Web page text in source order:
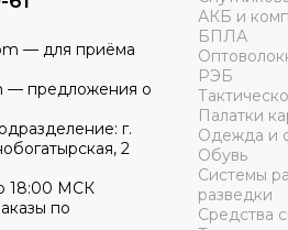
специалистами.
порекомендуют
Оформить заказ
закажите его,
VK, Telegram,
— для приёма
— предложения о
г.
2
18:00 МСК
по
АКБ и
БПЛА
РЭБ
Палатки
Одежда и
Обувь
Системы
разведки
Средства